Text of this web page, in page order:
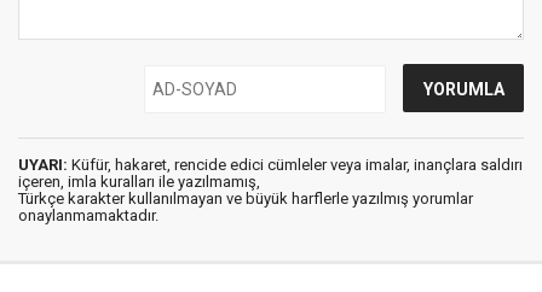
UYARI: Küfür, hakaret, rencide edici cümleler veya imalar, inançlara saldırı
içeren, imla kuralları ile yazılmamış,
Türkçe karakter kullanılmayan ve büyük harflerle yazılmış yorumlar
onaylanmamaktadır.